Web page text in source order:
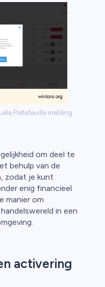
Portefeuille melding
om deel te
behulp van de
zodat je kunt
enig financieel
manier om
in een
activering